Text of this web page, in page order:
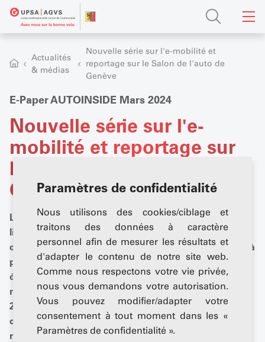
Paramètres de confidentialité
Nous utilisons des cookies/ciblage et
traitons des données à caractère
personnel afin de mesurer les résultats et
d'adapter le contenu de notre site web.
Comme nous respectons votre vie privée,
nous vous demandons votre autorisation.
Vous pouvez modifier/adapter votre
consentement à tout moment dans les «
Paramètres de confidentialité ».
Actualités
& médias
Nouvelle série sur l'e-mobilité et
reportage sur le Salon de l'auto de
Genève
E-Paper AUTOINSIDE Mars 2024
Nouvelle série sur l'e-
mobilité et reportage sur
le Salon de l'auto de
Genève
Le Salon de l'automobile de Genève (GIMS) a enfin eu
lieu lors de son centenaire - et AUTOINSIDE raconte
comment il s'est déroulé. Mais le magazine spécialisé à
plus fort tirage de la branche automobile est
également passionnant en mars en raison de la
nouvelle série sur l'e-mobilité, du test des pneus d'été
2024 du TCS, ainsi que des deux grands thèmes
complets que sont le business et les pneus et les
roues.